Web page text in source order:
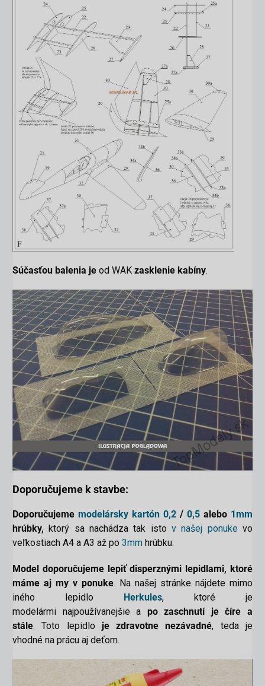
Súčasťou balenia je od WAK zasklenie kabíny.
Doporučujeme k stavbe:
Doporučujeme modelársky kartón 0,2 / 0,5 alebo 1mm
hrúbky,ktorý sa nachádza tak istov našej ponuke vo
veľkostiach A4 a A3 až po 3mm hrúbku.
Model doporučujeme lepiť disperznými lepidlami, ktoré
máme aj my v ponuke. Na našej stránke nájdete mimo
iného lepidlo Herkules, ktoré je
modelármi najpoužívanejšie a po zaschnutí je číre a
stále. Toto lepidlo je zdravotne nezávadné, teda je
vhodné na prácu aj deťom.